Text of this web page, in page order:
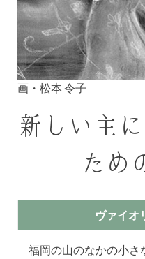
画・松本 令子
新しい主
ため
ヴァイオ
福岡の山のなかの小さ